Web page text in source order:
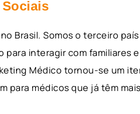
Sociais
Brasil. Somos o terceiro
interagir com familiares
Médico tornou-se um
para médicos que já têm